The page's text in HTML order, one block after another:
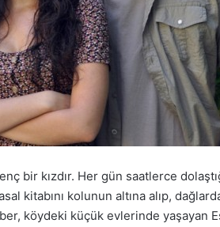
kızdır. Her gün saatlerce
kitabını kolunun altına alıp,
köydeki küçük evlerinde yaşayan